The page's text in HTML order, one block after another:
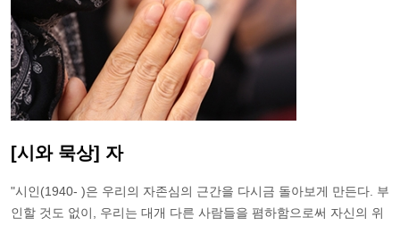
[시와 묵상] 자
"시인(1940- )은 우리의 자존심의 근간을 다시금 돌아보게 만든다. 부
인할 것도 없이, 우리는 대개 다른 사람들을 폄하함으로써 자신의 위